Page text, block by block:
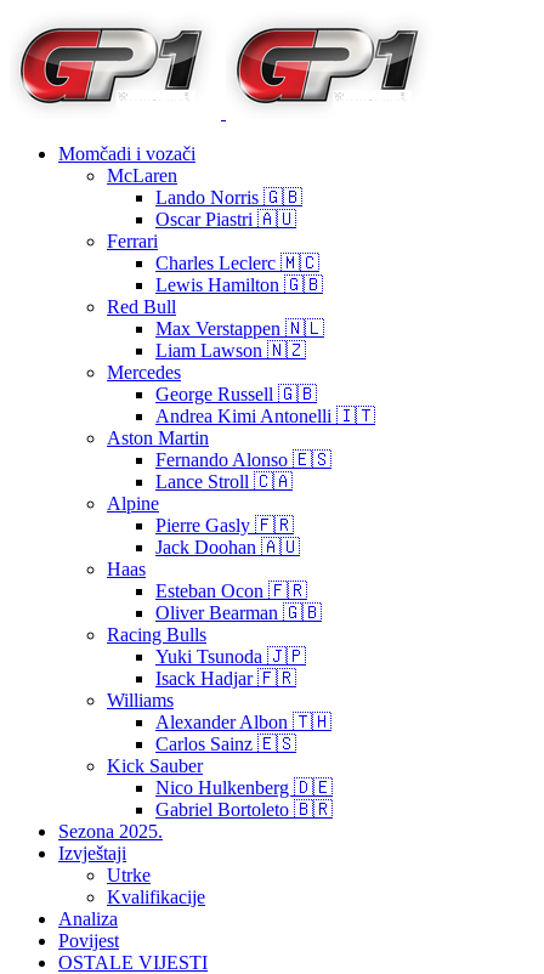
Momčadi i vozači
McLaren
Lando Norris 🇬🇧
Oscar Piastri 🇦🇺
Ferrari
Charles Leclerc 🇲🇨
Lewis Hamilton 🇬🇧
Red Bull
Max Verstappen 🇳🇱
Liam Lawson 🇳🇿
Mercedes
George Russell 🇬🇧
Andrea Kimi Antonelli 🇮🇹
Aston Martin
Fernando Alonso 🇪🇸
Lance Stroll 🇨🇦
Alpine
Pierre Gasly 🇫🇷
Jack Doohan 🇦🇺
Haas
Esteban Ocon 🇫🇷
Oliver Bearman 🇬🇧
Racing Bulls
Yuki Tsunoda 🇯🇵
Isack Hadjar 🇫🇷
Williams
Alexander Albon 🇹🇭
Carlos Sainz 🇪🇸
Kick Sauber
Nico Hulkenberg 🇩🇪
Gabriel Bortoleto 🇧🇷
Sezona 2025.
Izvještaji
Utrke
Kvalifikacije
Analiza
Povijest
OSTALE VIJESTI